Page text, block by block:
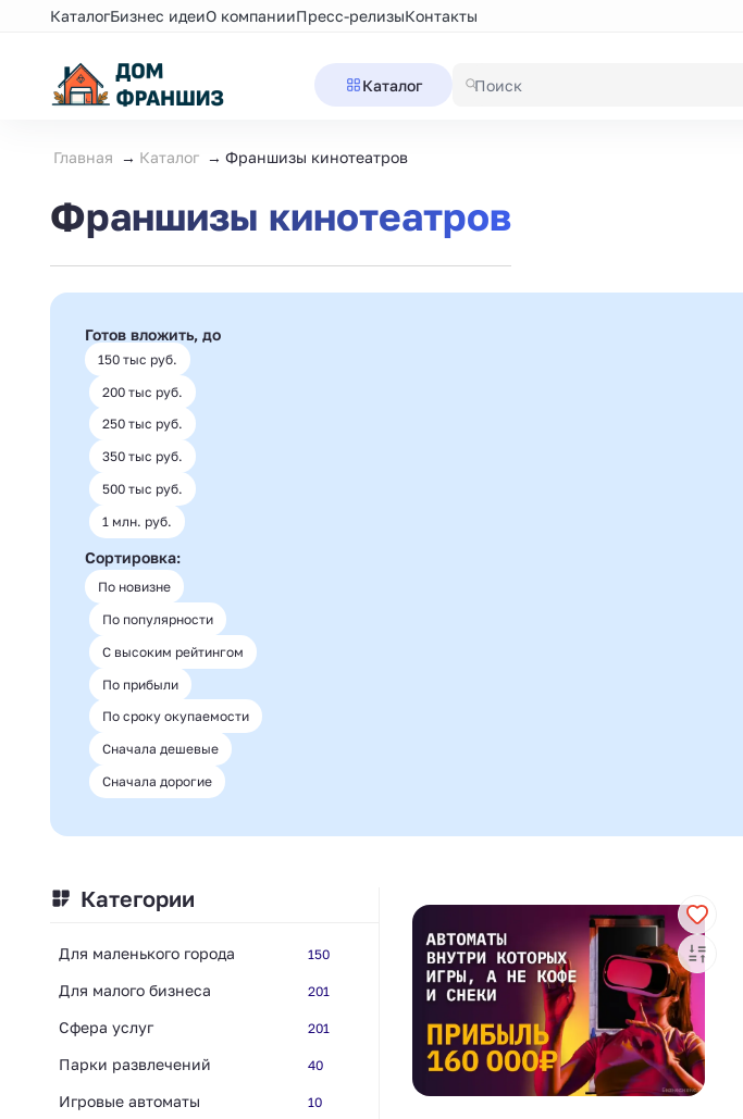
КаталогБизнес идеиО компанииПресс-релизыКонтакты
Каталог
Главная Каталог Франшизы кинотеатров
Франшизы кинотеатров
Готов вложить, до
150 тыс руб.
200 тыс руб.
250 тыс руб.
350 тыс руб.
500 тыс руб.
1 млн. руб.
Сортировка:
По новизне
По популярности
С высоким рейтингом
По прибыли
По сроку окупаемости
Сначала дешевые
Сначала дорогие
Категории
Для маленького города 150
Для малого бизнеса 201
Сфера услуг 201
Парки развлечений 40
Игровые автоматы 10